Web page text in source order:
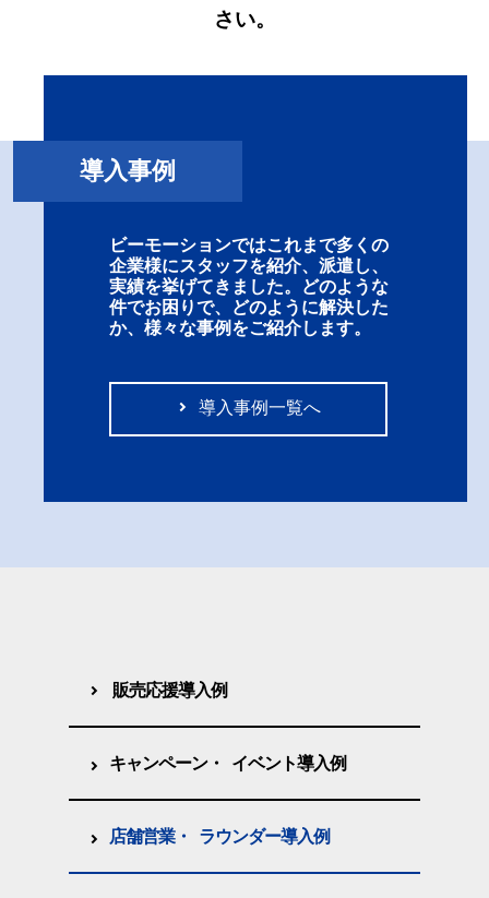
さい。
導入事例
ビーモーションではこれまで多くの
企業様にスタッフを紹介、派遣し、
実績を挙げてきました。どのような
件でお困りで、どのように解決した
か、様々な事例をご紹介します。
導入事例一覧へ
販売応援導入例
キャンペーン・ イベント導入例
店舗営業・ ラウンダー導入例